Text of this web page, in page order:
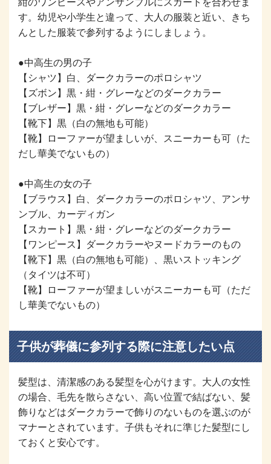
す。幼児や小学生と違って、大人の服装と近い、きち
んとした服装で参列するようにしましょう。
●中高生の男の子
【シャツ】白、ダークカラーのポロシャツ
【ズボン】黒・紺・グレーなどのダークカラー
【ブレザー】黒・紺・グレーなどのダークカラー
【靴下】黒（白の無地も可能）
【靴】ローファーが望ましいが、スニーカーも可（た
だし華美でないもの）
●中高生の女の子
【ブラウス】白、ダークカラーのポロシャツ、アンサ
ンブル、カーディガン
【スカート】黒・紺・グレーなどのダークカラー
【ワンピース】ダークカラーやヌードカラーのもの
【靴下】黒（白の無地も可能）、黒いストッキング
（タイツは不可）
【靴】ローファーが望ましいがスニーカーも可（ただ
し華美でないもの）
子供が葬儀に参列する際に注意したい点
髪型は、清潔感のある髪型を心がけます。大人の女性
の場合、毛先を散らさない、高い位置で結ばない、髪
飾りなどはダークカラーで飾りのないものを選ぶのが
マナーとされています。子供もそれに準じた髪型にし
ておくと安心です。